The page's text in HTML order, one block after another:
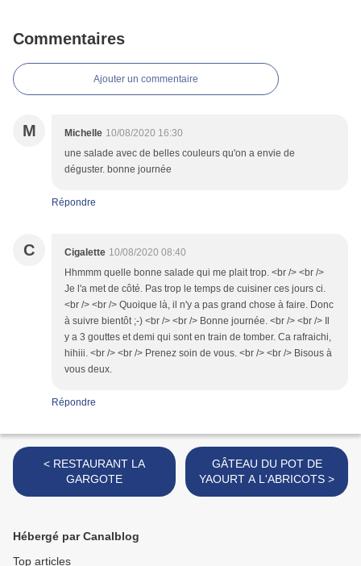
Commentaires
Ajouter un commentaire
M Michelle 10/08/2020 16:30
une salade avec de belles couleurs qu'on a envie de
déguster. bonne journée
Répondre
C Cigalette 10/08/2020 08:40
Hhmmm quelle bonne salade qui me plait trop. <br /> <br />
Je l'a met de côté. Pas trop le temps de cuisiner ces jours ci.
<br /> <br /> Quoique là, il n'y a pas grand chose à faire. Donc
à suivre bientôt ;-) <br /> <br /> Bonne journée. <br /> <br /> Il
y a 3 gouttes et demi qui sont en train de tomber. Ca rafraichi,
hihiii. <br /> <br /> Prenez soin de vous. <br /> <br /> Bisous à
vous deux.
Répondre
< RESTAURANT LA
GARGOTE
GÂTEAU DU POT DE
YAOURT A L'ABRICOTS >
Hébergé par Canalblog
Top articles